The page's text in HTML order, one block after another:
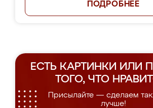
ПОДРОБНЕЕ
ЕСТЬ КАРТИНКИ ИЛИ
ТОГО, ЧТО
Присылайте — сделаем
лучше!